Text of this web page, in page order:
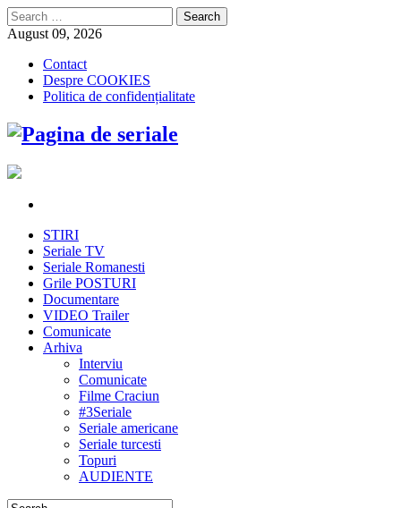
Search
for:
August 09, 2026
Contact
Despre COOKIES
Politica de confidențialitate
STIRI
Seriale TV
Seriale Romanesti
Grile POSTURI
Documentare
VIDEO Trailer
Comunicate
Arhiva
Interviu
Comunicate
Filme Craciun
#3Seriale
Seriale americane
Seriale turcesti
Topuri
AUDIENTE